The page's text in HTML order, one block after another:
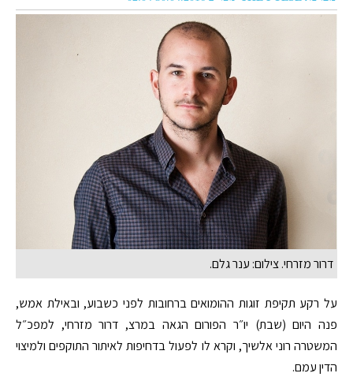
דרור מזרחי. צילום: ענר גלם.
על רקע תקיפת זוגות ההומואים ברחובות לפני כשבוע, ובאילת אמש,
פנה היום (שבת) יו״ר הפורום הגאה במרצ, דרור מזרחי, למפכ״ל
המשטרה רוני אלשיך, וקרא לו לפעול בדחיפות לאיתור התוקפים ולמיצוי
הדין עמם.